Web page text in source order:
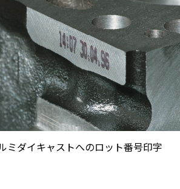
ミダイキャストへのロット番号印字